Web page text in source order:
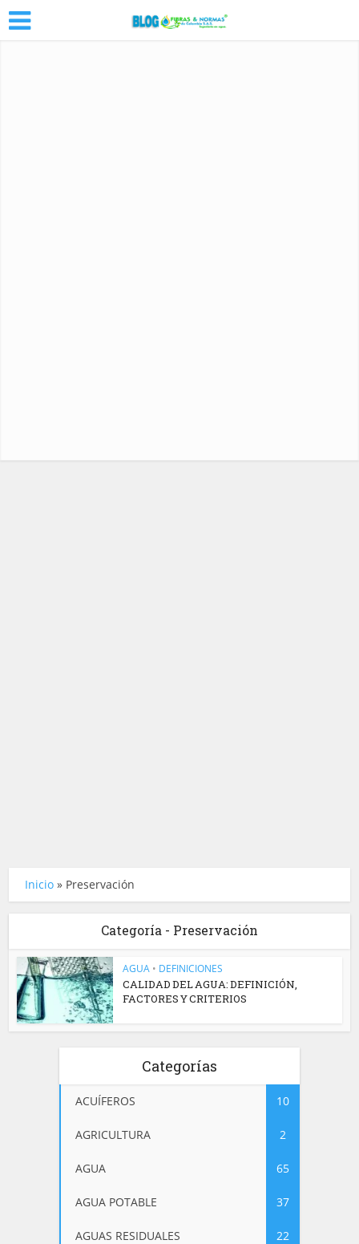
Inicio » Preservación
Categoría - Preservación
AGUA • DEFINICIONES
CALIDAD DEL AGUA: DEFINICIÓN,
FACTORES Y CRITERIOS
Categorías
ACUÍFEROS 10
AGRICULTURA 2
AGUA 65
AGUA POTABLE 37
AGUAS RESIDUALES 22